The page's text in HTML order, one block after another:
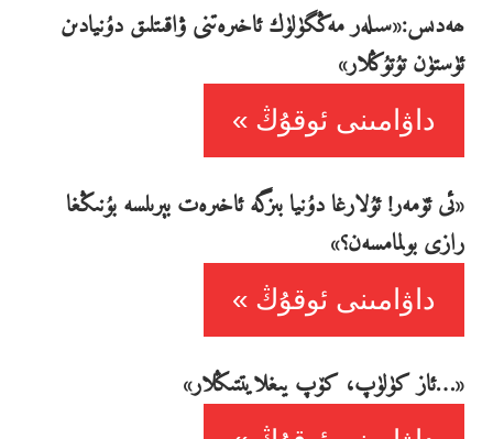
ھەدىس:«سىلەر مەڭگۈلۈك ئاخىرەتنى ۋاقىتلىق دۇنيادىن
ئۈستۈن تۇتۇڭلار»
داۋامىنى ئوقۇڭ
«ئى ئۆمەر! ئۇلارغا دۇنيا بىزگە ئاخىرەت بېرىلسە بۇنىڭغا
رازى بولمامسەن؟»
داۋامىنى ئوقۇڭ
«…ئاز كۈلۈپ، كۆپ يىغلايتتىڭلار»